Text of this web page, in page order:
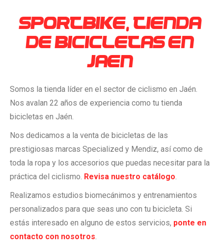
SPORTBIKE, TIENDA
DE BICICLETAS EN
JAEN
Somos la tienda líder en el sector de ciclismo en Jaén.
Nos avalan 22 años de experiencia como tu tienda
bicicletas en Jaén.
Nos dedicamos a la venta de bicicletas de las
prestigiosas marcas Specialized y Mendiz, así como de
toda la ropa y los accesorios que puedas necesitar para la
práctica del ciclismo. Revisa nuestro catálogo.
Realizamos estudios biomecánimos y entrenamientos
personalizados para que seas uno con tu bicicleta. Si
estás interesado en alguno de estos servicios, ponte en
contacto con nosotros.